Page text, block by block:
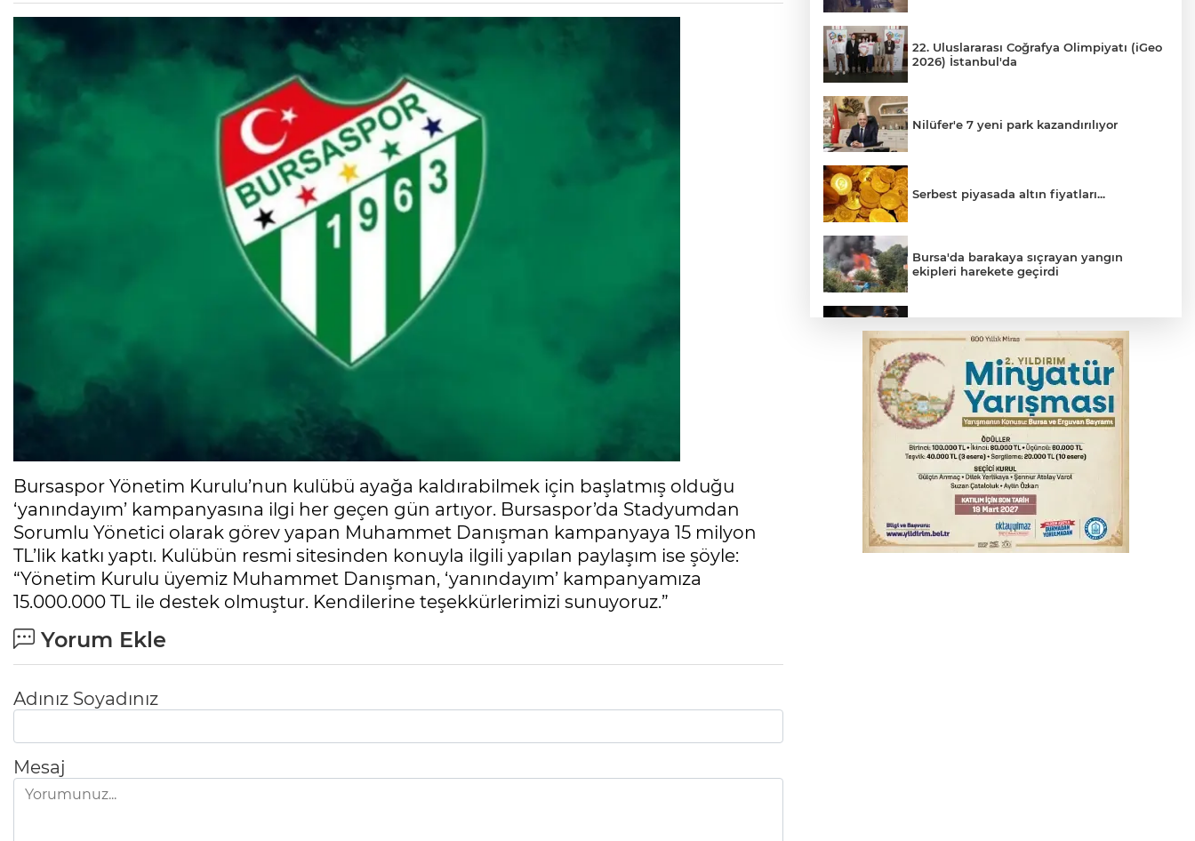
Bursaspor Yönetim Kurulu’nun kulübü ayağa kaldırabilmek için başlatmış olduğu
‘yanındayım’ kampanyasına ilgi her geçen gün artıyor. Bursaspor’da Stadyumdan
Sorumlu Yönetici olarak görev yapan Muhammet Danışman kampanyaya 15 milyon
TL’lik katkı yaptı. Kulübün resmi sitesinden konuyla ilgili yapılan paylaşım ise şöyle:
“Yönetim Kurulu üyemiz Muhammet Danışman, ‘yanındayım’ kampanyamıza
15.000.000 TL ile destek olmuştur. Kendilerine teşekkürlerimizi sunuyoruz.”
Yorum Ekle
Adınız Soyadınız
Mesaj
22. Uluslararası Coğrafya Olimpiyatı (iGeo
2026) İstanbul'da
Nilüfer'e 7 yeni park kazandırılıyor
Serbest piyasada altın fiyatları...
Bursa'da barakaya sıçrayan yangın
ekipleri harekete geçirdi
Yargıtay’dan primle çalışanlara müjde
TOFAŞ Basketbol'da sağlık kontrolleri
başladı
Bursa’da bugün hava nasıl olacak?
Osmangazi’de iş arayanlara destek